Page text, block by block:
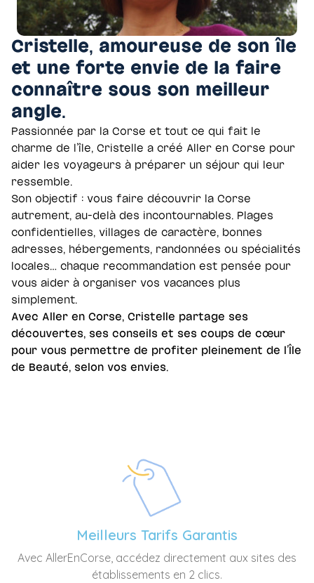
Cristelle, amoureuse de son île
et une forte envie de la faire
connaître sous son meilleur
angle.
Passionnée par la Corse et tout ce qui fait le
charme de l’île, Cristelle a créé Aller en Corse pour
aider les voyageurs à préparer un séjour qui leur
ressemble.
Son objectif : vous faire découvrir la Corse
autrement, au-delà des incontournables. Plages
confidentielles, villages de caractère, bonnes
adresses, hébergements, randonnées ou spécialités
locales… chaque recommandation est pensée pour
vous aider à organiser vos vacances plus
simplement.
Avec Aller en Corse, Cristelle partage ses
découvertes, ses conseils et ses coups de cœur
pour vous permettre de profiter pleinement de l’Île
de Beauté, selon vos envies.
Meilleurs Tarifs Garantis
Avec AllerEnCorse, accédez directement aux sites des
établissements en 2 clics.